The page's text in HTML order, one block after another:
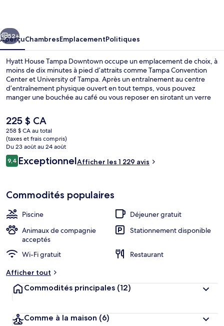
Downtown
Suivant
52+
AperçuChambresEmplacementPolitiques
Hyatt House Tampa Downtown occupe un emplacement de choix, à
moins de dix minutes à pied d’attraits comme Tampa Convention
Center et University of Tampa. Après un entraînement au centre
d’entraînement physique ouvert en tout temps, vous pouvez
manger une bouchée au café ou vous reposer en sirotant un verre
extérieure et casse-croûte/charcuterie. Les autres voyageurs
apprécient vraiment le personnel serviable et le déjeuner.
Le
prix
actuel
est
de 225 $ CA
225 $ CA
258 $ CA au total
(taxes et frais compris)
Du 23 août au 24 août
Avis
9,49,4 sur 10 –
ExceptionnelAfficher les 1 229 avis
Commodités populaires
Piscine
Déjeuner gratuit
Animaux de compagnie
acceptés
Stationnement disponible
Wi-Fi gratuit
Restaurant
Afficher tout
Commodités principales (12)
Comme à la maison (6)